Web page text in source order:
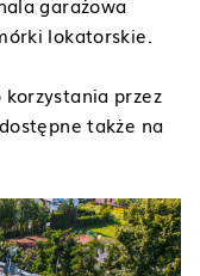
lokatorskie.
korzystania przez
także na